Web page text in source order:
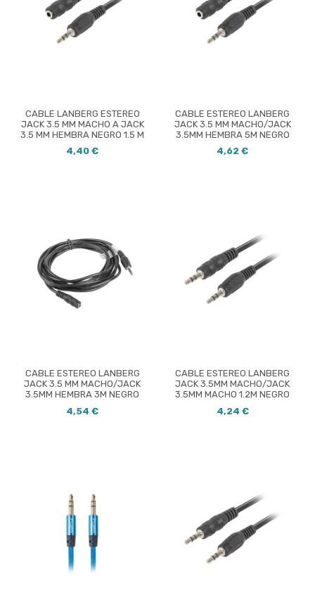
CABLE LANBERG ESTEREO
JACK 3.5 MM MACHO A JACK
3.5 MM HEMBRA NEGRO 1.5 M
4,40 €
CABLE ESTEREO LANBERG
JACK 3.5 MM MACHO/JACK
3.5MM HEMBRA 5M NEGRO
4,62 €
CABLE ESTEREO LANBERG
JACK 3.5 MM MACHO/JACK
3.5MM HEMBRA 3M NEGRO
4,54 €
CABLE ESTEREO LANBERG
JACK 3.5MM MACHO/JACK
3.5MM MACHO 1.2M NEGRO
4,24 €